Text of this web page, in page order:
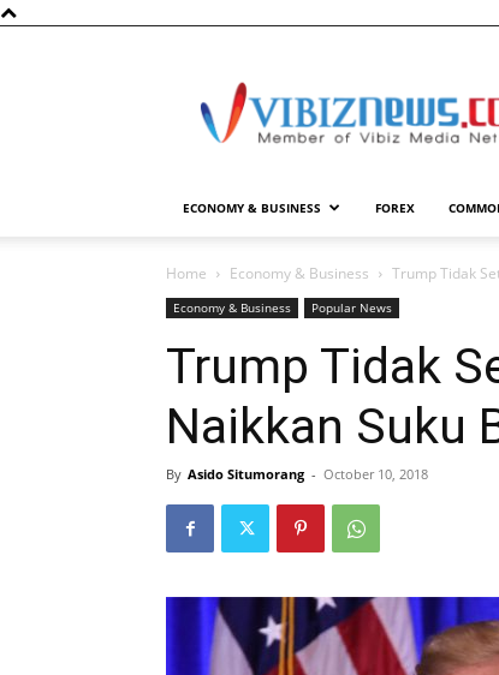
ECONOMY & BUSINESS FOREX
Home Economy & Business Trump Tidak
Economy & Business Popular News
Trump Tidak
Naikkan Suku
By Asido Situmorang - October 10, 2018